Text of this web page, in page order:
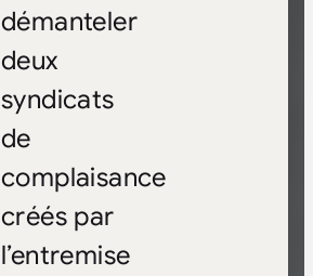
démanteler
deux
syndicats
de
complaisance
créés par
l’entremise